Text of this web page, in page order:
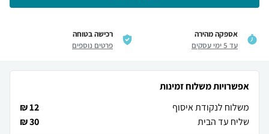
אספקה מהירה
עד 5 ימי עסקים
רכישה בטוחה
פרטים נוספים
אפשרויות משלוח זמינות
משלוח לנקודת איסוף
12 ₪
שליח עד הבית
30 ₪